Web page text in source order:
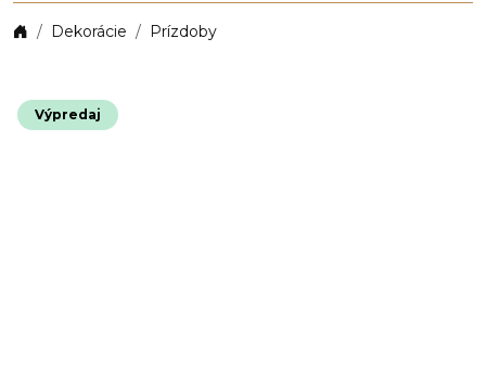
Dekorácie Prízdoby
Výpredaj